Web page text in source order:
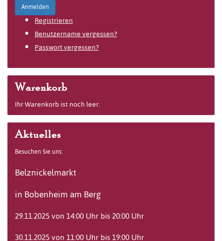
Anmelden
Registrieren
Benutzername vergessen?
Passwort vergessen?
Warenkorb
Ihr Warenkorb ist noch leer.
Aktuelles
Besuchen Sie uns:
Belznickelmarkt
in Bobenheim am Berg
29.11.2025 von 14:00 Uhr bis 20:00 Uhr
30.11.2025 von 11:00 Uhr bis 19:00 Uhr